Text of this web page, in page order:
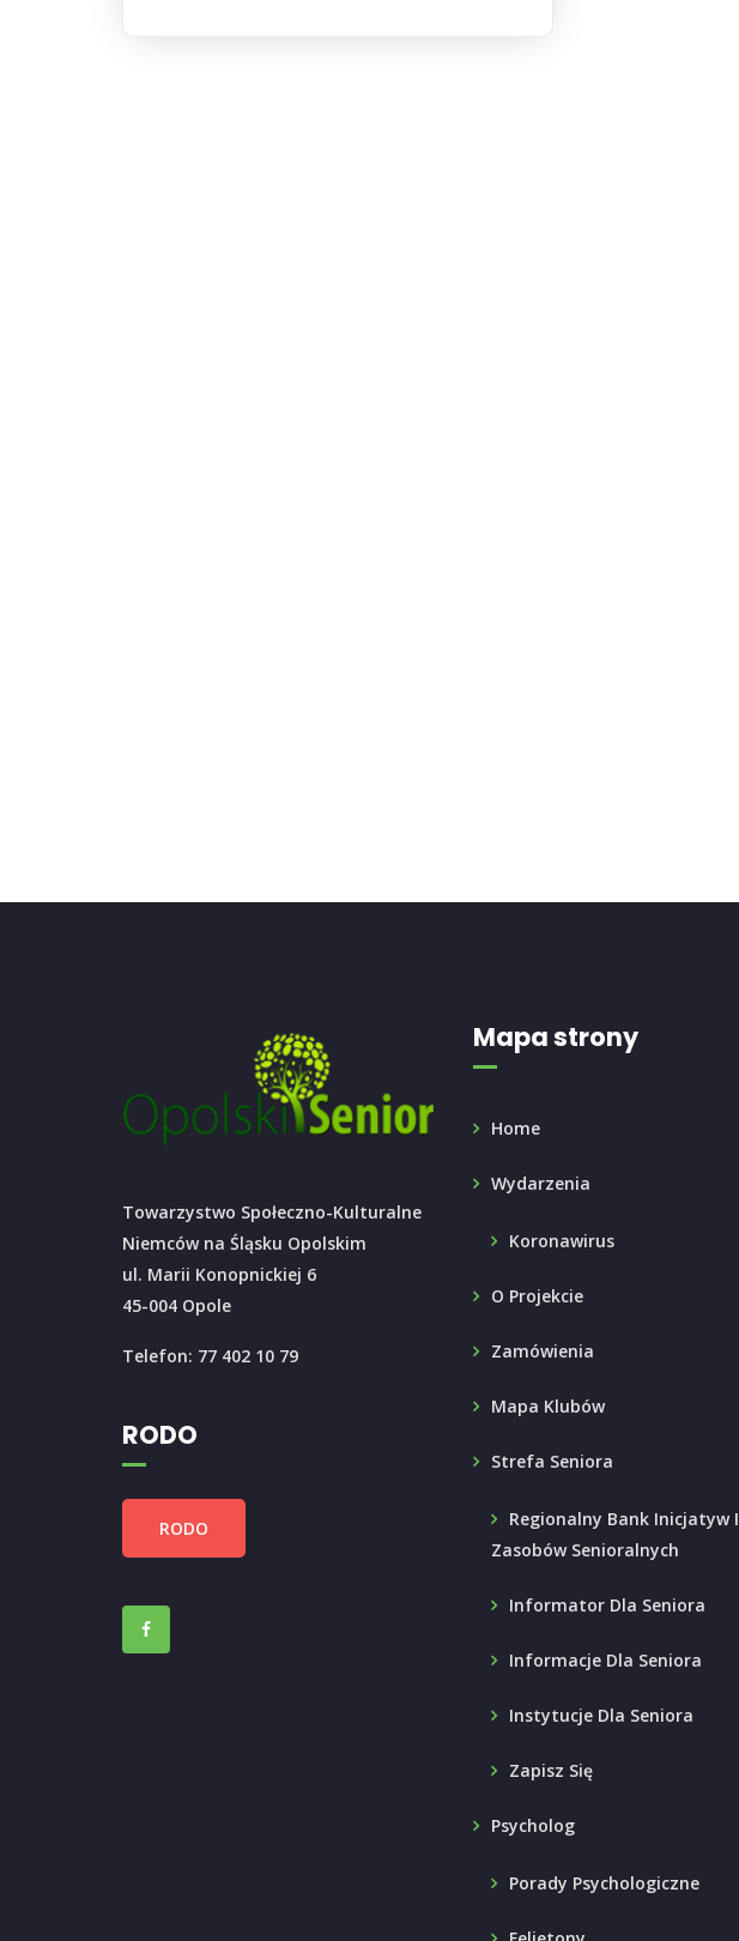
Towarzystwo Społeczno-Kulturalne
Niemców na Śląsku Opolskim
ul. Marii Konopnickiej 6
45-004 Opole
Telefon: 77 402 10 79
RODO
RODO
Mapa strony
Home
Wydarzenia
Koronawirus
O Projekcie
Zamówienia
Mapa Klubów
Strefa Seniora
Regionalny Bank Inicjatyw I
Zasobów Senioralnych
Informator Dla Seniora
Informacje Dla Seniora
Instytucje Dla Seniora
Zapisz Się
Psycholog
Porady Psychologiczne